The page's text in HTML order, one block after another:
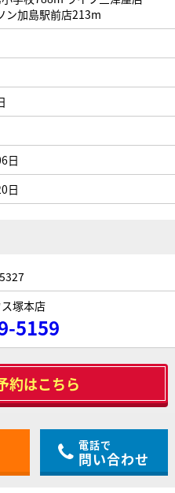
ン加島駅前店213m
日
日
塚本店
5159
約はこちら
電話で
問い合わせ